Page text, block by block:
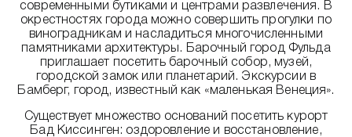
современными бутиками и центрами развлечения. В
окрестностях города можно совершить прогулки по
виноградникам и насладиться многочисленными
памятниками архитектуры. Барочный город Фульда
приглашает посетить барочный собор, музей,
городской замок или планетарий. Экскурсии в
Бамберг, город, известный как «маленькая Венеция».
Существует множество оснований посетить курорт
Бад Киссинген: оздоровление и восстановление,